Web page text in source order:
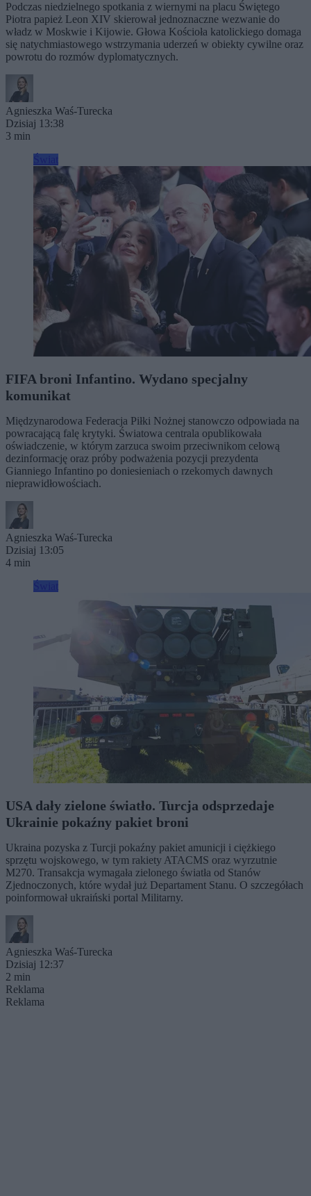
Podczas niedzielnego spotkania z wiernymi na placu Świętego
Piotra papież Leon XIV skierował jednoznaczne wezwanie do
władz w Moskwie i Kijowie. Głowa Kościoła katolickiego domaga
się natychmiastowego wstrzymania uderzeń w obiekty cywilne oraz
powrotu do rozmów dyplomatycznych.
Agnieszka Waś-Turecka
Dzisiaj 13:38
3 min
FIFA broni Infantino. Wydano specjalny
komunikat
Międzynarodowa Federacja Piłki Nożnej stanowczo odpowiada na
powracającą falę krytyki. Światowa centrala opublikowała
oświadczenie, w którym zarzuca swoim przeciwnikom celową
dezinformację oraz próby podważenia pozycji prezydenta
Gianniego Infantino po doniesieniach o rzekomych dawnych
nieprawidłowościach.
Agnieszka Waś-Turecka
Dzisiaj 13:05
4 min
USA dały zielone światło. Turcja odsprzedaje
Ukrainie pokaźny pakiet broni
Ukraina pozyska z Turcji pokaźny pakiet amunicji i ciężkiego
sprzętu wojskowego, w tym rakiety ATACMS oraz wyrzutnie
M270. Transakcja wymagała zielonego światła od Stanów
Zjednoczonych, które wydał już Departament Stanu. O szczegółach
poinformował ukraiński portal Militarny.
Agnieszka Waś-Turecka
Dzisiaj 12:37
2 min
Reklama
Reklama